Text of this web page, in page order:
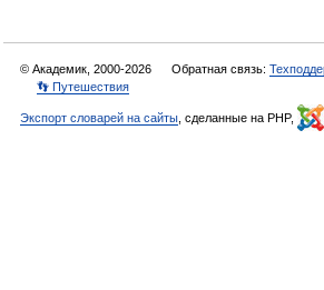
© Академик, 2000-2026 Обратная связь:
👣 Путешествия
Экспорт словарей на сайты , сделанные на PHP,